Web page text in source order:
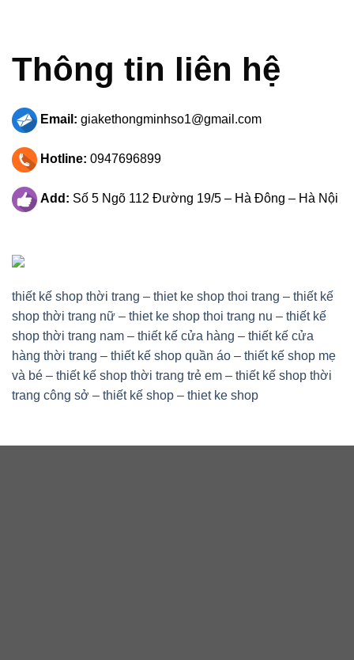
Thông tin liên hệ
Email: giakethongminhso1@gmail.com
Hotline: 0947696899
Add: Số 5 Ngõ 112 Đường 19/5 – Hà Đông – Hà Nội
thiết kế shop thời trang – thiet ke shop thoi trang – thiết kế
shop thời trang nữ – thiet ke shop thoi trang nu – thiết kế
shop thời trang nam – thiết kế cửa hàng – thiết kế cửa
hàng thời trang – thiết kế shop quần áo – thiết kế shop mẹ
và bé – thiết kế shop thời trang trẻ em – thiết kế shop thời
trang công sở – thiết kế shop – thiet ke shop